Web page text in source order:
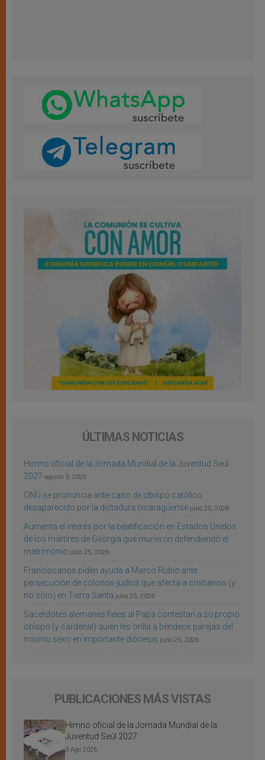
ÚLTIMAS NOTICIAS
Himno oficial de la Jornada Mundial de la Juventud Seúl
2027 agosto 3, 2026
ONU se pronuncia ante caso de obispo católico
desaparecido por la dictadura nicaragüense julio 25, 2026
Aumenta el interés por la beatificación en Estados Unidos
de los mártires de Georgia que murieron defendiendo el
matrimonio julio 25, 2026
Franciscanos piden ayuda a Marco Rubio ante
persecución de colonos judíos que afecta a cristianos (y
no sólo) en Tierra Santa julio 25, 2026
Sacerdotes alemanes fieles al Papa contestan a su propio
obispo (y cardenal) quien les orilla a bendecir parejas del
mismo sexo en importante diócesis julio 25, 2026
PUBLICACIONES MÁS VISTAS
Himno oficial de la Jornada Mundial de la
Juventud Seúl 2027
3 Ago 2026